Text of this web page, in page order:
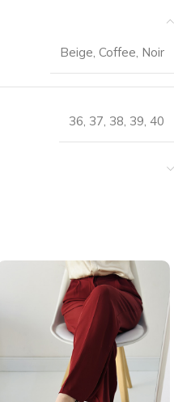
Beige Coffee Noir
36 37 38 39 40